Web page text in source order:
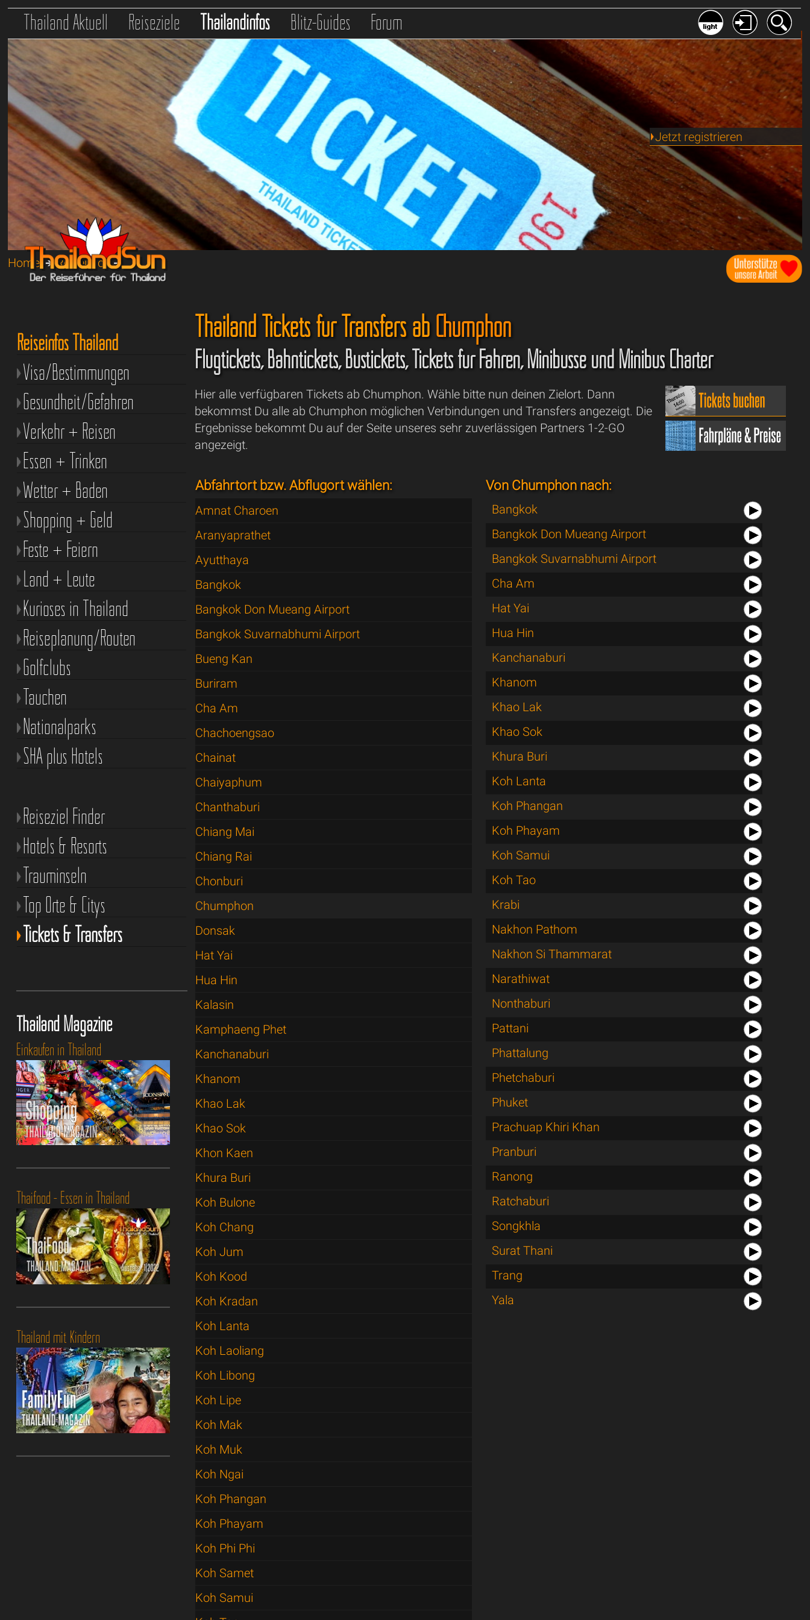
Thailand Aktuell Reiseziele Thailandinfos Blitz-Guides Forum
Jetzt registrieren
Home➔Reiseinfos➔
Thailand Tickets für Transfers abChumphon
Flugtickets, Bahntickets, Bustickets, Tickets für Fähren, Minibusse und Minibus Charter
Hier alle verfügbaren Tickets ab Chumphon. Wähle bitte nun deinen Zielort. Dann
bekommst Du alle ab Chumphon möglichen Verbindungen und Transfers angezeigt. Die
Ergebnisse bekommt Du auf der Seite unseres sehr zuverlässigen Partners 1-2-GO
angezeigt.
Abfahrtort bzw. Abflugort wählen:
Amnat Charoen
Aranyaprathet
Ayutthaya
Bangkok
Bangkok Don Mueang Airport
Bangkok Suvarnabhumi Airport
Bueng Kan
Buriram
Cha Am
Chachoengsao
Chainat
Chaiyaphum
Chanthaburi
Chiang Mai
Chiang Rai
Chonburi
Chumphon
Donsak
Hat Yai
Hua Hin
Kalasin
Kamphaeng Phet
Kanchanaburi
Khanom
Khao Lak
Khao Sok
Khon Kaen
Khura Buri
Koh Bulone
Koh Chang
Koh Jum
Koh Kood
Koh Kradan
Koh Lanta
Koh Laoliang
Koh Libong
Koh Lipe
Koh Mak
Koh Muk
Koh Ngai
Koh Phangan
Koh Phayam
Koh Phi Phi
Koh Samet
Koh Samui
Von Chumphon nach:
Bangkok
Bangkok Don Mueang Airport
Bangkok Suvarnabhumi Airport
Cha Am
Hat Yai
Hua Hin
Kanchanaburi
Khanom
Khao Lak
Khao Sok
Khura Buri
Koh Lanta
Koh Phangan
Koh Phayam
Koh Samui
Koh Tao
Krabi
Nakhon Pathom
Nakhon Si Thammarat
Narathiwat
Nonthaburi
Pattani
Phattalung
Phetchaburi
Phuket
Prachuap Khiri Khan
Pranburi
Ranong
Ratchaburi
Songkhla
Surat Thani
Trang
Yala
Reiseinfos Thailand
Visa/Bestimmungen
Gesundheit/Gefahren
Verkehr + Reisen
Essen + Trinken
Wetter + Baden
Shopping + Geld
Feste + Feiern
Land + Leute
Kurioses in Thailand
Reiseplanung/Routen
Golfclubs
Tauchen
Nationalparks
SHA plus Hotels
Reiseziel Finder
Hotels & Resorts
Trauminseln
Top Orte & Citys
Tickets & Transfers
Thailand Magazine
Einkaufen in Thailand
Thaifood - Essen in Thailand
Thailand mit Kindern